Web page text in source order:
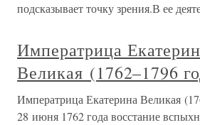
подсказывает точку зрения.В ее
Императрица
Великая (1762–1796
Императрица Екатерина Великая
28 июня 1762 года восстание